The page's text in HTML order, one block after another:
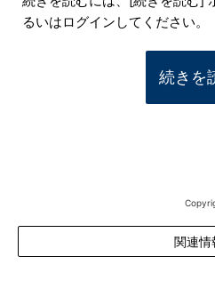
るいはログインしてください。
続きを
関連情